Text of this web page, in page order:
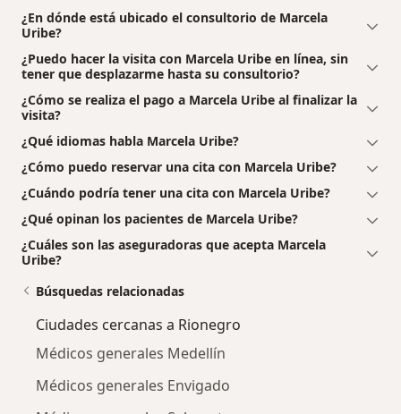
¿En dónde está ubicado el consultorio de Marcela
Uribe?
¿Puedo hacer la visita con Marcela Uribe en línea, sin
tener que desplazarme hasta su consultorio?
¿Cómo se realiza el pago a Marcela Uribe al finalizar la
visita?
¿Qué idiomas habla Marcela Uribe?
¿Cómo puedo reservar una cita con Marcela Uribe?
¿Cuándo podría tener una cita con Marcela Uribe?
¿Qué opinan los pacientes de Marcela Uribe?
¿Cuáles son las aseguradoras que acepta Marcela
Uribe?
Búsquedas relacionadas
Ciudades cercanas a Rionegro
Médicos generales Medellín
Médicos generales Envigado